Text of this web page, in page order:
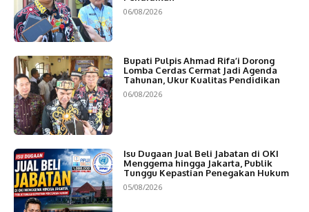
06/08/2026
Bupati Pulpis Ahmad Rifa’i Dorong
Lomba Cerdas Cermat Jadi Agenda
Tahunan, Ukur Kualitas Pendidikan
06/08/2026
Isu Dugaan Jual Beli Jabatan di OKI
Menggema hingga Jakarta, Publik
Tunggu Kepastian Penegakan Hukum
05/08/2026